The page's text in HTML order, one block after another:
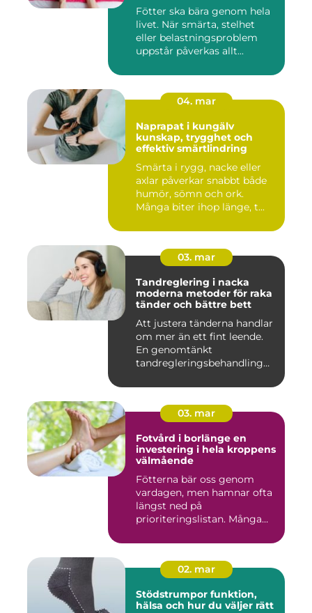
Fötter ska bära genom hela
livet. När smärta, stelhet
eller belastningsproblem
uppstår påverkas allt...
04. mar
Naprapat i kungälv
kunskap, trygghet och
effektiv smärtlindring
Smärta i rygg, nacke eller
axlar påverkar snabbt både
humör, sömn och ork.
Många biter ihop länge, t...
03. mar
Tandreglering i nacka
moderna metoder för raka
tänder och bättre bett
Att justera tänderna handlar
om mer än ett fint leende.
En genomtänkt
tandregleringsbehandling
03. mar
Fotvård i borlänge en
investering i hela kroppens
välmående
Fötterna bär oss genom
vardagen, men hamnar ofta
längst ned på
prioriteringslistan. Många
02. mar
Stödstrumpor funktion,
hälsa och hur du väljer rätt